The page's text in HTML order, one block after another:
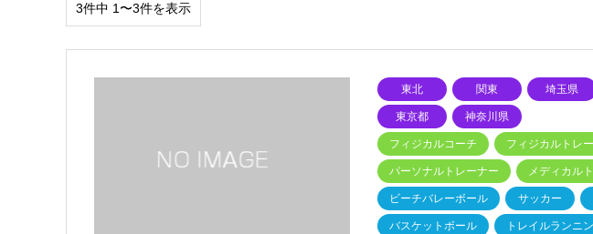
3件中 1〜3件を表示
東北 関東 埼玉県
東京都 神奈川県
フィジカルコーチ フィジカルトレ
パーソナルトレーナー メディカル
ビーチバレーボール サッカー
バスケットボール トレイルランニ